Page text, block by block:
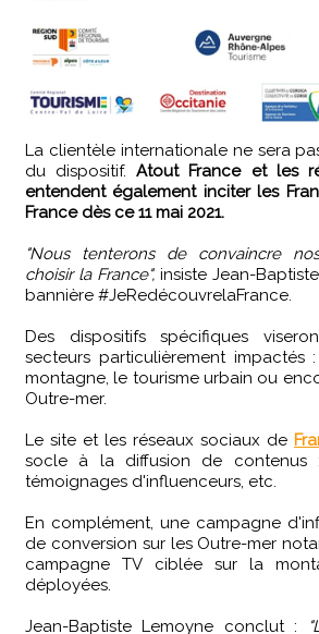
La clientèle internationale ne sera pas la seule au cœur
du dispositif.Atout France et les
entendent également inciter les
France dès ce 11 mai 2021.
"Nous tenterons de convaincre
choisir la France", insiste Jean-
bannière #JeRedécouvrelaFrance.
Des dispositifs spécifiques
secteurs particulièrement impactés
montagne, le tourisme urbain ou
Outre-mer.
Le site et les réseaux sociaux de
socle à la diffusion de contenus
témoignages d'influenceurs, etc.
En complément, une campagne
de conversion sur les Outre-mer
campagne TV ciblée sur la
déployées.
Jean-Baptiste Lemoyne conclut :